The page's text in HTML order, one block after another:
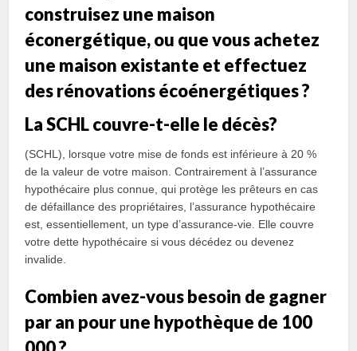
construisez une maison
éconergétique, ou que vous achetez
une maison existante et effectuez
des rénovations écoénergétiques ?
La SCHL couvre-t-elle le décès?
(SCHL), lorsque votre mise de fonds est inférieure à 20 %
de la valeur de votre maison. Contrairement à l’assurance
hypothécaire plus connue, qui protège les prêteurs en cas
de défaillance des propriétaires, l’assurance hypothécaire
est, essentiellement, un type d’assurance-vie. Elle couvre
votre dette hypothécaire si vous décédez ou devenez
invalide.
Combien avez-vous besoin de gagner
par an pour une hypothèque de 100